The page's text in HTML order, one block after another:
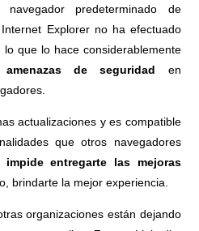
predeterminado de
Explorer no ha efectuado
lo que lo hace considerablemente
de seguridad en
actualizaciones y es compatible
que otros navegadores
impide entregarte las mejoras
brindarte la mejor experiencia.
organizaciones están dejando